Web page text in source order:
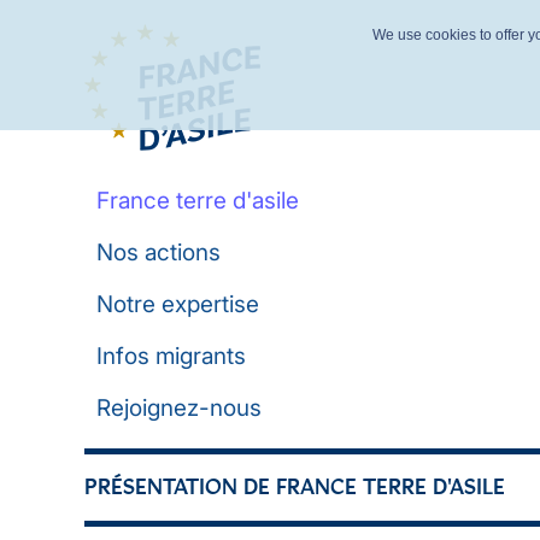
France terre d'asile
Nos actions
Notre expertise
Infos migrants
Rejoignez-nous
PRÉSENTATION DE FRANCE TERRE D'ASILE
We use cookies to offer